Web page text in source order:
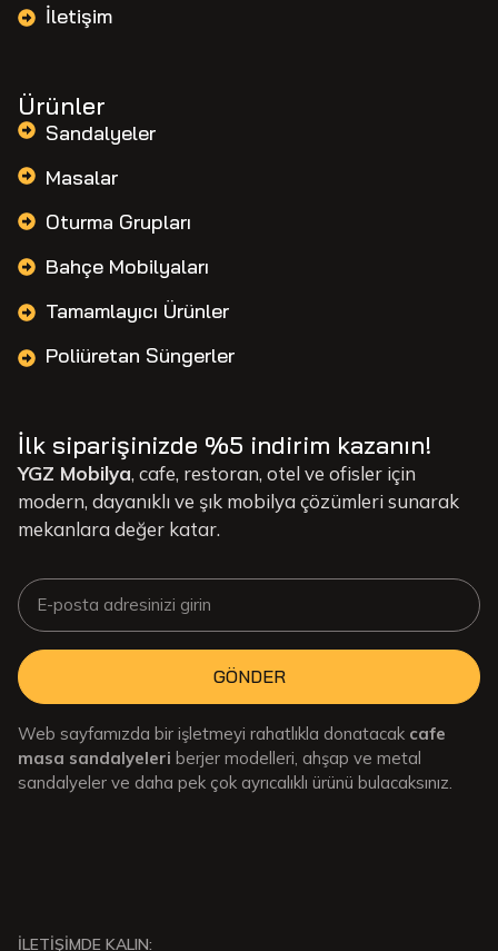
İletişim
Ürünler
Sandalyeler
Masalar
Oturma Grupları
Bahçe Mobilyaları
Tamamlayıcı Ürünler
Poliüretan Süngerler
İlk siparişinizde %5 indirim kazanın!
YGZ Mobilya, cafe, restoran, otel ve ofisler için
modern, dayanıklı ve şık mobilya çözümleri sunarak
mekanlara değer katar.
GÖNDER
Web sayfamızda bir işletmeyi rahatlıkla donatacak cafe
masa sandalyeleri berjer modelleri, ahşap ve metal
sandalyeler ve daha pek çok ayrıcalıklı ürünü bulacaksınız.
İLETİŞİMDE KALIN: